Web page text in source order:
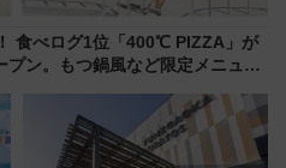
食べログ1位「400℃ PIZZA」が
ン。もつ鍋風など限定メニュー